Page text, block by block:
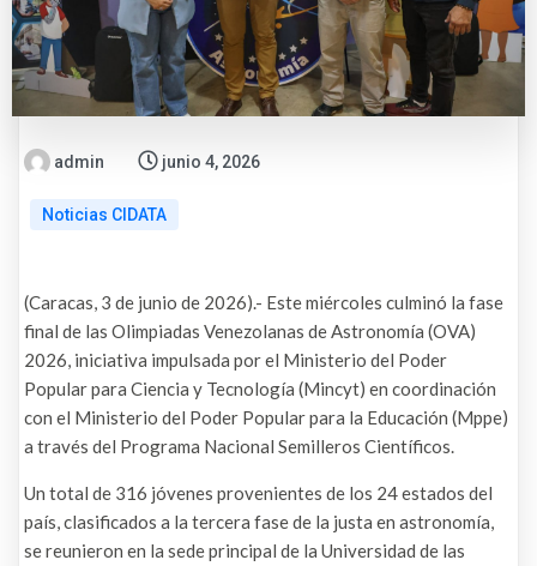
admin junio 4, 2026
Noticias CIDATA
(Caracas, 3 de junio de 2026).- Este miércoles culminó la fase
final de las Olimpiadas Venezolanas de Astronomía (OVA)
2026, iniciativa impulsada por el Ministerio del Poder
Popular para Ciencia y Tecnología (Mincyt) en coordinación
con el Ministerio del Poder Popular para la Educación (Mppe)
a través del Programa Nacional Semilleros Científicos.
Un total de 316 jóvenes provenientes de los 24 estados del
país, clasificados a la tercera fase de la justa en astronomía,
se reunieron en la sede principal de la Universidad de las